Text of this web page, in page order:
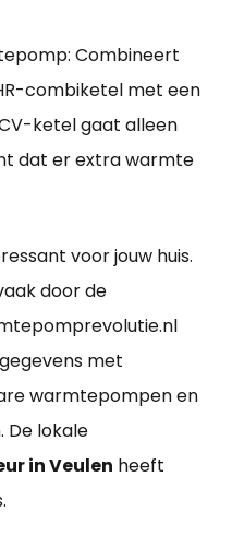
Combineert
combiketel met een
ketel gaat alleen
dat er extra warmte
voor jouw huis.
door de
met
warmtepompen en
De lokale
in Veulen heeft